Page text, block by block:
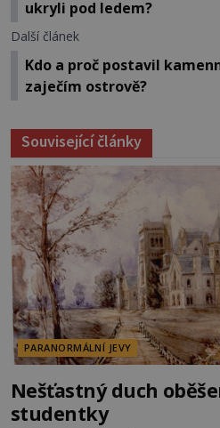
ukryli pod ledem?
Další článek
Kdo a proč postavil
zaječím ostrově?
Související články
PARANORMÁLNÍ JEVY
Nešťastný duch
studentky